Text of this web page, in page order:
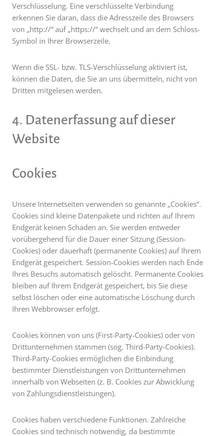
Verschlüsselung. Eine verschlüsselte Verbindung
erkennen Sie daran, dass die Adresszeile des Browsers
von „http://“ auf „https://“ wechselt und an dem Schloss-
Symbol in Ihrer Browserzeile.
Wenn die SSL- bzw. TLS-Verschlüsselung aktiviert ist,
können die Daten, die Sie an uns übermitteln, nicht von
Dritten mitgelesen werden.
4. Datenerfassung auf dieser
Website
Cookies
Unsere Internetseiten verwenden so genannte „Cookies“.
Cookies sind kleine Datenpakete und richten auf Ihrem
Endgerät keinen Schaden an. Sie werden entweder
vorübergehend für die Dauer einer Sitzung (Session-
Cookies) oder dauerhaft (permanente Cookies) auf Ihrem
Endgerät gespeichert. Session-Cookies werden nach Ende
Ihres Besuchs automatisch gelöscht. Permanente Cookies
bleiben auf Ihrem Endgerät gespeichert, bis Sie diese
selbst löschen oder eine automatische Löschung durch
Ihren Webbrowser erfolgt.
Cookies können von uns (First-Party-Cookies) oder von
Drittunternehmen stammen (sog. Third-Party-Cookies).
Third-Party-Cookies ermöglichen die Einbindung
bestimmter Dienstleistungen von Drittunternehmen
innerhalb von Webseiten (z. B. Cookies zur Abwicklung
von Zahlungsdienstleistungen).
Cookies haben verschiedene Funktionen. Zahlreiche
Cookies sind technisch notwendig, da bestimmte